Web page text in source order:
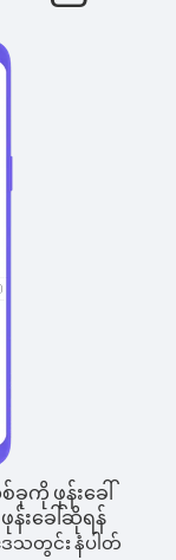
ကို ဖုန်းခေါ်
းခေါ်ဆိုရန်
သတွင်း နံပါတ်